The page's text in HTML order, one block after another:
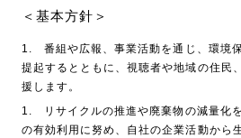
＜基本方針＞
1. 番組や広報、事業活動を通じ、環境
提起するとともに、視聴者や地域の住民
援します。
1. リサイクルの推進や廃棄物の減量化
の有効利用に努め、自社の企業活動から